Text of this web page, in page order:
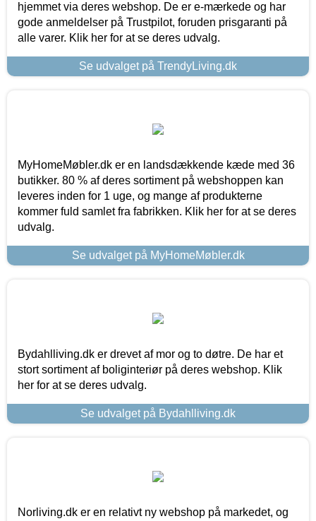
hjemmet via deres webshop. De er e-mærkede og har
gode anmeldelser på Trustpilot, foruden prisgaranti på
alle varer. Klik her for at se deres udvalg.
Se udvalget på TrendyLiving.dk
MyHomeMøbler.dk er en landsdækkende kæde med 36
butikker. 80 % af deres sortiment på webshoppen kan
leveres inden for 1 uge, og mange af produkterne
kommer fuld samlet fra fabrikken. Klik her for at se deres
udvalg.
Se udvalget på MyHomeMøbler.dk
Bydahlliving.dk er drevet af mor og to døtre. De har et
stort sortiment af boliginteriør på deres webshop. Klik
her for at se deres udvalg.
Se udvalget på Bydahlliving.dk
Norliving.dk er en relativt ny webshop på markedet, og